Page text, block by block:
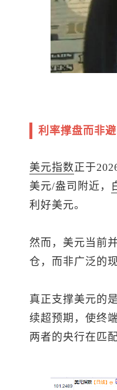
利率撑盘而非
美元指数正于
美元/盎司附近，
利好美元。
然而，美元当前
仓，而非广泛的
真正支撑美元的
续超预期，使终
两者的央行在匹